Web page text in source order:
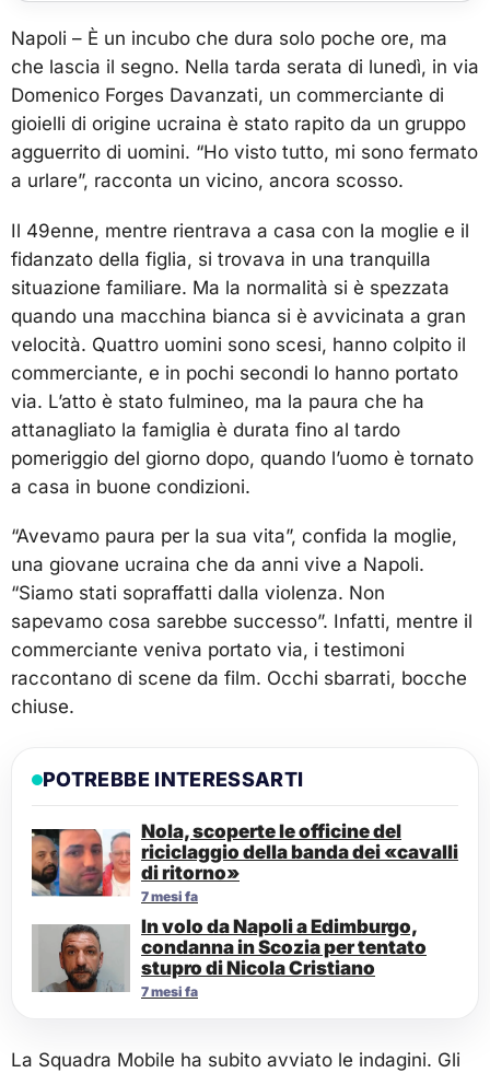
Napoli – È un incubo che dura solo poche ore, ma
che lascia il segno. Nella tarda serata di lunedì, in via
Domenico Forges Davanzati, un commerciante di
gioielli di origine ucraina è stato rapito da un gruppo
agguerrito di uomini. “Ho visto tutto, mi sono fermato
a urlare”, racconta un vicino, ancora scosso.
Il 49enne, mentre rientrava a casa con la moglie e il
fidanzato della figlia, si trovava in una tranquilla
situazione familiare. Ma la normalità si è spezzata
quando una macchina bianca si è avvicinata a gran
velocità. Quattro uomini sono scesi, hanno colpito il
commerciante, e in pochi secondi lo hanno portato
via. L’atto è stato fulmineo, ma la paura che ha
attanagliato la famiglia è durata fino al tardo
pomeriggio del giorno dopo, quando l’uomo è tornato
a casa in buone condizioni.
“Avevamo paura per la sua vita”, confida la moglie,
una giovane ucraina che da anni vive a Napoli.
“Siamo stati sopraffatti dalla violenza. Non
sapevamo cosa sarebbe successo”. Infatti, mentre il
commerciante veniva portato via, i testimoni
raccontano di scene da film. Occhi sbarrati, bocche
chiuse.
POTREBBE INTERESSARTI
Nola, scoperte le officine del
riciclaggio della banda dei «cavalli
di ritorno»
7 mesi fa
In volo da Napoli a Edimburgo,
condanna in Scozia per tentato
stupro di Nicola Cristiano
7 mesi fa
La Squadra Mobile ha subito avviato le indagini. Gli